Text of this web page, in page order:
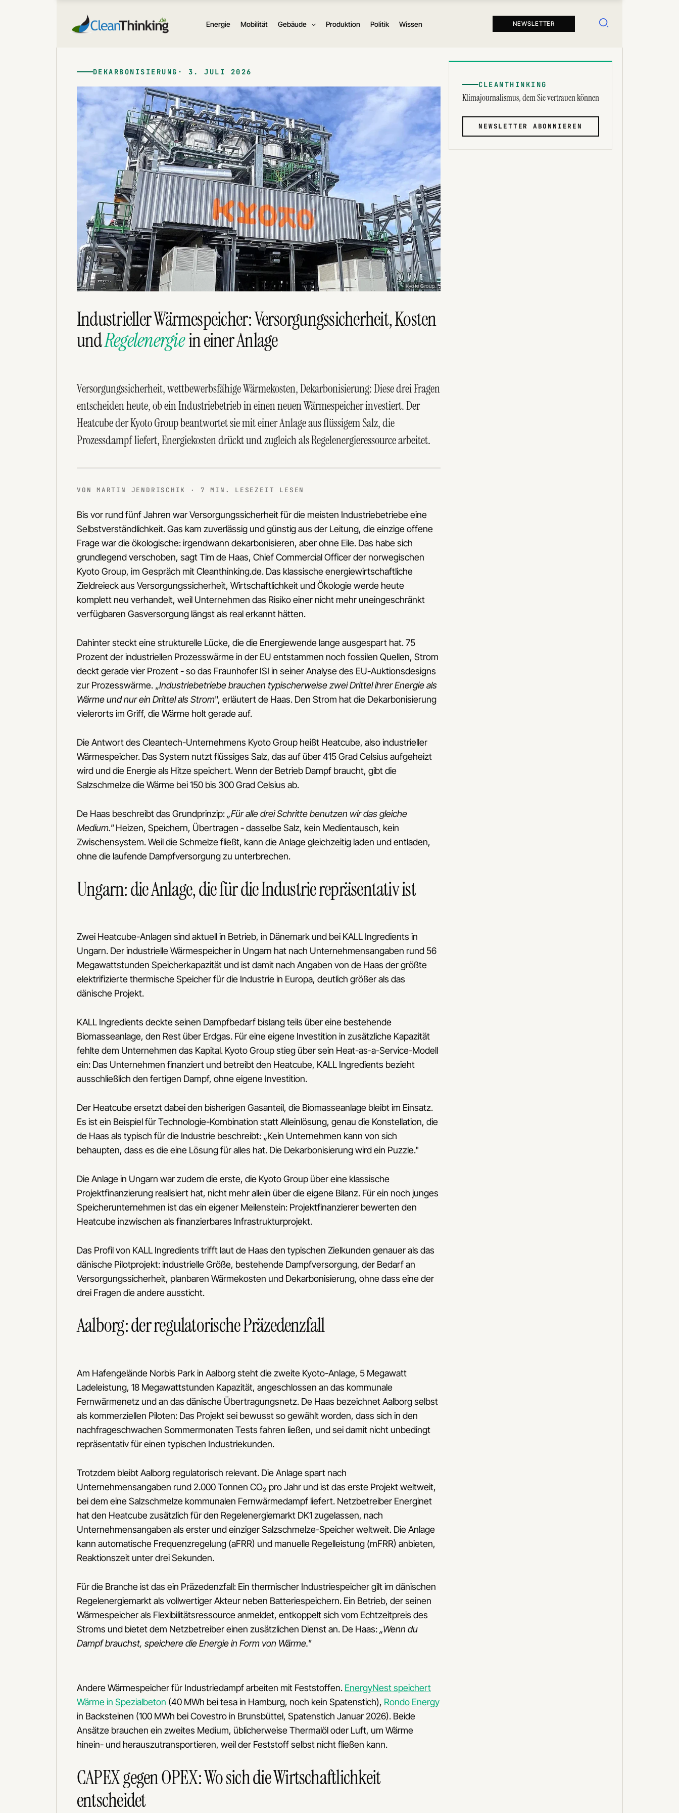
Energie Mobilität Gebäude Produktion Politik Wissen NEWSLETTER Suchen
DEKARBONISIERUNG 3. JULI 2026
Kyoto Group
Industrieller Wärmespeicher: Versorgungssicherheit, Kosten
undRegelenergiein einer Anlage
Versorgungssicherheit, wettbewerbsfähige Wärmekosten, Dekarbonisierung: Diese drei Fragen
entscheiden heute, ob ein Industriebetrieb in einen neuen Wärmespeicher investiert. Der
Heatcube der Kyoto Group beantwortet sie mit einer Anlage aus flüssigem Salz, die
Prozessdampf liefert, Energiekosten drückt und zugleich als Regelenergieressource arbeitet.
VON MARTIN JENDRISCHIK · 7 MIN. LESEZEIT LESEN
Bis vor rund fünf Jahren war Versorgungssicherheit für die meisten Industriebetriebe eine
Selbstverständlichkeit. Gas kam zuverlässig und günstig aus der Leitung, die einzige offene
Frage war die ökologische: irgendwann dekarbonisieren, aber ohne Eile. Das habe sich
grundlegend verschoben, sagt Tim de Haas, Chief Commercial Officer der norwegischen
Kyoto Group, im Gespräch mit Cleanthinking.de. Das klassische energiewirtschaftliche
Zieldreieck aus Versorgungssicherheit, Wirtschaftlichkeit und Ökologie werde heute
komplett neu verhandelt, weil Unternehmen das Risiko einer nicht mehr uneingeschränkt
verfügbaren Gasversorgung längst als real erkannt hätten.
Dahinter steckt eine strukturelle Lücke, die die Energiewende lange ausgespart hat. 75
Prozent der industriellen Prozesswärme in der EU entstammen noch fossilen Quellen, Strom
deckt gerade vier Prozent - so das Fraunhofer ISI in seiner Analyse des EU-Auktionsdesigns
zur Prozesswärme. „Industriebetriebe brauchen typischerweise zwei Drittel ihrer Energie als
Wärme und nur ein Drittel als Strom", erläutert de Haas. Den Strom hat die Dekarbonisierung
vielerorts im Griff, die Wärme holt gerade auf.
Die Antwort des Cleantech-Unternehmens Kyoto Group heißt Heatcube, also industrieller
Wärmespeicher. Das System nutzt flüssiges Salz, das auf über 415 Grad Celsius aufgeheizt
wird und die Energie als Hitze speichert. Wenn der Betrieb Dampf braucht, gibt die
Salzschmelze die Wärme bei 150 bis 300 Grad Celsius ab.
De Haas beschreibt das Grundprinzip: „Für alle drei Schritte benutzen wir das gleiche
Medium."Heizen, Speichern, Übertragen - dasselbe Salz, kein Medientausch, kein
Zwischensystem. Weil die Schmelze fließt, kann die Anlage gleichzeitig laden und entladen,
ohne die laufende Dampfversorgung zu unterbrechen.
Ungarn: die Anlage, die für die Industrie repräsentativ ist
Zwei Heatcube-Anlagen sind aktuell in Betrieb, in Dänemark und bei KALL Ingredients in
Ungarn. Der industrielle Wärmespeicher in Ungarn hat nach Unternehmensangaben rund 56
Megawattstunden Speicherkapazität und ist damit nach Angaben von de Haas der größte
elektrifizierte thermische Speicher für die Industrie in Europa, deutlich größer als das
dänische Projekt.
KALL Ingredients deckte seinen Dampfbedarf bislang teils über eine bestehende
Biomasseanlage, den Rest über Erdgas. Für eine eigene Investition in zusätzliche Kapazität
fehlte dem Unternehmen das Kapital. Kyoto Group stieg über sein Heat-as-a-Service-Modell
ein: Das Unternehmen finanziert und betreibt den Heatcube, KALL Ingredients bezieht
ausschließlich den fertigen Dampf, ohne eigene Investition.
Der Heatcube ersetzt dabei den bisherigen Gasanteil, die Biomasseanlage bleibt im Einsatz.
Es ist ein Beispiel für Technologie-Kombination statt Alleinlösung, genau die Konstellation, die
de Haas als typisch für die Industrie beschreibt: „Kein Unternehmen kann von sich
behaupten, dass es die eine Lösung für alles hat. Die Dekarbonisierung wird ein Puzzle."
Die Anlage in Ungarn war zudem die erste, die Kyoto Group über eine klassische
Projektfinanzierung realisiert hat, nicht mehr allein über die eigene Bilanz. Für ein noch junges
Speicherunternehmen ist das ein eigener Meilenstein: Projektfinanzierer bewerten den
Heatcube inzwischen als finanzierbares Infrastrukturprojekt.
Das Profil von KALL Ingredients trifft laut de Haas den typischen Zielkunden genauer als das
dänische Pilotprojekt: industrielle Größe, bestehende Dampfversorgung, der Bedarf an
Versorgungssicherheit, planbaren Wärmekosten und Dekarbonisierung, ohne dass eine der
drei Fragen die andere aussticht.
Aalborg: der regulatorische Präzedenzfall
Am Hafengelände Norbis Park in Aalborg steht die zweite Kyoto-Anlage, 5 Megawatt
Ladeleistung, 18 Megawattstunden Kapazität, angeschlossen an das kommunale
Fernwärmenetz und an das dänische Übertragungsnetz. De Haas bezeichnet Aalborg selbst
als kommerziellen Piloten: Das Projekt sei bewusst so gewählt worden, dass sich in den
nachfrageschwachen Sommermonaten Tests fahren ließen, und sei damit nicht unbedingt
repräsentativ für einen typischen Industriekunden.
Trotzdem bleibt Aalborg regulatorisch relevant. Die Anlage spart nach
Unternehmensangaben rund 2.000 Tonnen CO₂ pro Jahr und ist das erste Projekt weltweit,
bei dem eine Salzschmelze kommunalen Fernwärmedampf liefert. Netzbetreiber Energinet
hat den Heatcube zusätzlich für den Regelenergiemarkt DK1 zugelassen, nach
Unternehmensangaben als erster und einziger Salzschmelze-Speicher weltweit. Die Anlage
kann automatische Frequenzregelung (aFRR) und manuelle Regelleistung (mFRR) anbieten,
Reaktionszeit unter drei Sekunden.
Für die Branche ist das ein Präzedenzfall: Ein thermischer Industriespeicher gilt im dänischen
Regelenergiemarkt als vollwertiger Akteur neben Batteriespeichern. Ein Betrieb, der seinen
Wärmespeicher als Flexibilitätsressource anmeldet, entkoppelt sich vom Echtzeitpreis des
Stroms und bietet dem Netzbetreiber einen zusätzlichen Dienst an. De Haas: „Wenn du
Dampf brauchst, speichere die Energie in Form von Wärme."
Andere Wärmespeicher für Industriedampf arbeiten mit Feststoffen. EnergyNest speichert
Wärme in Spezialbeton (40 MWh bei tesa in Hamburg, noch kein Spatenstich), Rondo Energy
in Backsteinen (100 MWh bei Covestro in Brunsbüttel, Spatenstich Januar 2026). Beide
Ansätze brauchen ein zweites Medium, üblicherweise Thermalöl oder Luft, um Wärme
hinein- und herauszutransportieren, weil der Feststoff selbst nicht fließen kann.
CAPEX gegen OPEX: Wo sich die Wirtschaftlichkeit
entscheidet
CLEANTHINKING
Klimajournalismus, dem Sie vertrauen können
NEWSLETTER ABONNIEREN